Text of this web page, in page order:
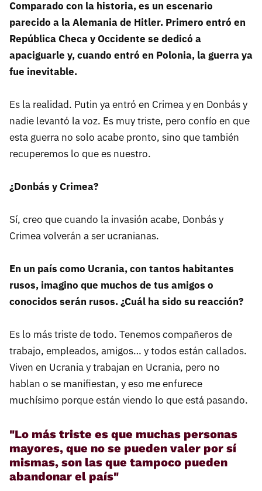
Comparado con la historia, es un escenario
parecido a la Alemania de Hitler. Primero entró en
República Checa y Occidente se dedicó a
apaciguarle y, cuando entró en Polonia, la guerra ya
fue inevitable.
Es la realidad. Putin ya entró en Crimea y en Donbás y
nadie levantó la voz. Es muy triste, pero confío en que
esta guerra no solo acabe pronto, sino que también
recuperemos lo que es nuestro.
¿Donbás y Crimea?
Sí, creo que cuando la invasión acabe, Donbás y
Crimea volverán a ser ucranianas.
En un país como Ucrania, con tantos habitantes
rusos, imagino que muchos de tus amigos o
conocidos serán rusos. ¿Cuál ha sido su reacción?
Es lo más triste de todo. Tenemos compañeros de
trabajo, empleados, amigos… y todos están callados.
Viven en Ucrania y trabajan en Ucrania, pero no
hablan o se manifiestan, y eso me enfurece
muchísimo porque están viendo lo que está pasando.
"Lo más triste es que muchas personas
mayores, que no se pueden valer por sí
mismas, son las que tampoco pueden
abandonar el país"